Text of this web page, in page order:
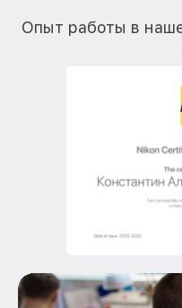
Опыт работы в